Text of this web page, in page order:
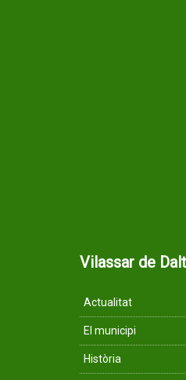
Vilassar de Dalt
Actualitat
El municipi
Història